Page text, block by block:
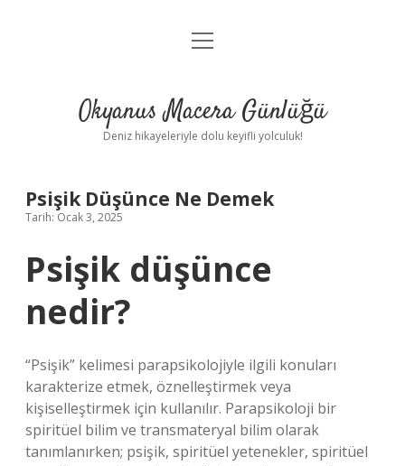
Anasayfa
Yasal Uyarı
menüyü
Okyanus Macera Günlüğü
Deniz hikayeleriyle dolu keyifli yolculuk!
Psişik Düşünce Ne Demek
Tarih: Ocak 3, 2025
Psişik düşünce
nedir?
“Psişik” kelimesi parapsikolojiyle ilgili konuları
karakterize etmek, öznelleştirmek veya
kişiselleştirmek için kullanılır. Parapsikoloji bir
spiritüel bilim ve transmateryal bilim olarak
tanımlanırken; psişik, spiritüel yetenekler, spiritüel